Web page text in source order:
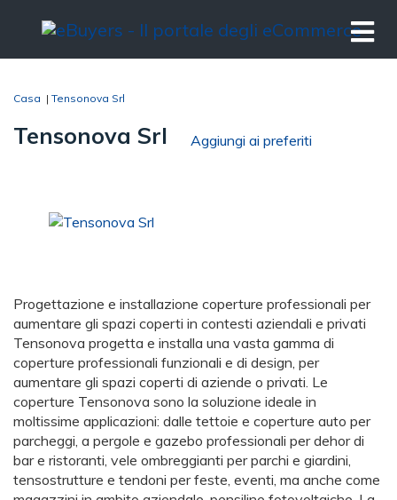
Casa | Tensonova Srl
Tensonova Srl Aggiungi ai preferiti
Progettazione e installazione coperture professionali per
aumentare gli spazi coperti in contesti aziendali e privati
Tensonova progetta e installa una vasta gamma di
coperture professionali funzionali e di design, per
aumentare gli spazi coperti di aziende o privati. Le
coperture Tensonova sono la soluzione ideale in
moltissime applicazioni: dalle tettoie e coperture auto per
parcheggi, a pergole e gazebo professionali per dehor di
bar e ristoranti, vele ombreggianti per parchi e giardini,
tensostrutture e tendoni per feste, eventi, ma anche come